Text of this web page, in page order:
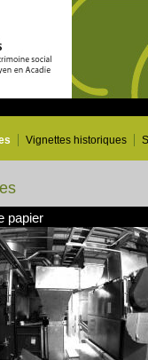
Vignettes historiques
papier